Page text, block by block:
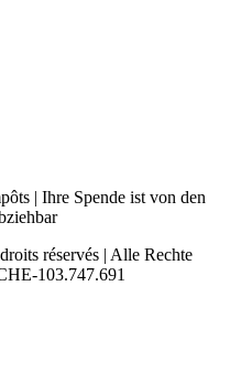
| Ihre Spende ist von den
réservés | Alle Rechte
103.747.691